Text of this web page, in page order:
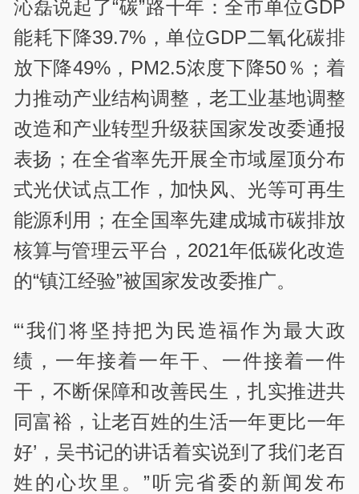
沁磊说起了“碳”路十年：全市单位GDP
能耗下降39.7%，单位GDP二氧化碳排
放下降49%，PM2.5浓度下降50％；着
力推动产业结构调整，老工业基地调整
改造和产业转型升级获国家发改委通报
表扬；在全省率先开展全市域屋顶分布
式光伏试点工作，加快风、光等可再生
能源利用；在全国率先建成城市碳排放
核算与管理云平台，2021年低碳化改造
的“镇江经验”被国家发改委推广。
“‘我们将坚持把为民造福作为最大政
绩，一年接着一年干、一件接着一件
干，不断保障和改善民生，扎实推进共
同富裕，让老百姓的生活一年更比一年
好’，吴书记的讲话着实说到了我们老百
姓的心坎里。”听完省委的新闻发布